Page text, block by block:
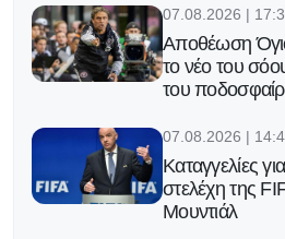
07.08.2026 |
Αποθέωση
το νέο του
του
07.08.2026 |
Καταγγελίες
στελέχη της
Μουντιάλ